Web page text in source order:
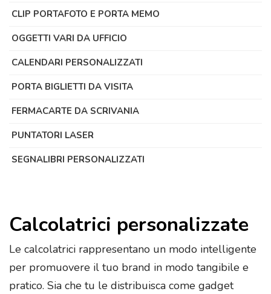
CLIP PORTAFOTO E PORTA MEMO
OGGETTI VARI DA UFFICIO
CALENDARI PERSONALIZZATI
PORTA BIGLIETTI DA VISITA
FERMACARTE DA SCRIVANIA
PUNTATORI LASER
SEGNALIBRI PERSONALIZZATI
Calcolatrici personalizzate
Le calcolatrici rappresentano un modo intelligente
per promuovere il tuo brand in modo tangibile e
pratico. Sia che tu le distribuisca come gadget